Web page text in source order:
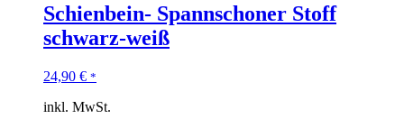
Schienbein- Spannschoner Stoff
schwarz-weiß
24,90 € *
inkl. MwSt.